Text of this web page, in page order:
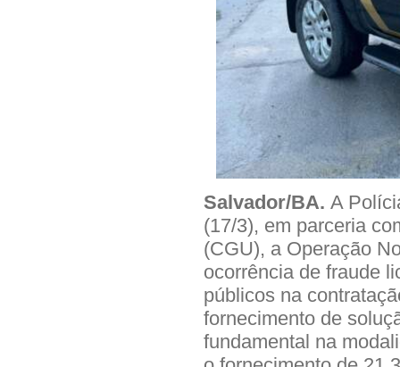
Salvador/BA. A
(17/3), em parceria
(CGU), a Operação
ocorrência de fraude
públicos na
fornecimento de
fundamental na